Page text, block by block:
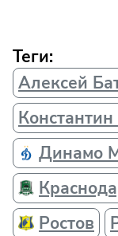
Теги:
Алексей
Динамо
Ростов